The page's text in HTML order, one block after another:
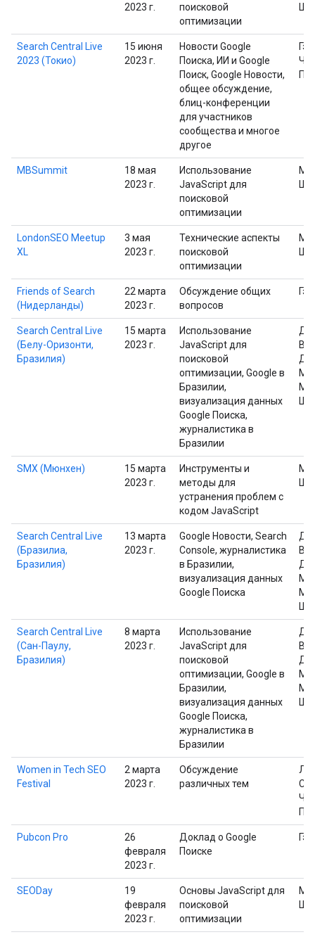
2023 г.
поисковой
оптимизации
Search Central Live
2023 (Токио)
15 июня
2023 г.
Новости Google
Поиска, ИИ и Google
Поиск, Google Новости,
общее обсуждение,
блиц-конференции
для участников
сообщества и многое
другое
MBSummit
18 мая
2023 г.
Использование
JavaScript для
поисковой
оптимизации
LondonSEO Meetup
XL
3 мая
2023 г.
Технические аспекты
поисковой
оптимизации
Friends of Search
(Нидерланды)
22 марта
2023 г.
Обсуждение общих
вопросов
Search Central Live
(Белу-Оризонти,
Бразилия)
15 марта
2023 г.
Использование
JavaScript для
поисковой
оптимизации, Google в
Бразилии,
визуализация данных
Google Поиска,
журналистика в
Бразилии
SMX (Мюнхен)
15 марта
2023 г.
Инструменты и
методы для
устранения проблем с
кодом JavaScript
Search Central Live
(Бразилиа,
Бразилия)
13 марта
2023 г.
Google Новости, Search
Console, журналистика
в Бразилии,
визуализация данных
Google Поиска
Search Central Live
(Сан-Паулу,
Бразилия)
8 марта
2023 г.
Использование
JavaScript для
поисковой
оптимизации, Google в
Бразилии,
визуализация данных
Google Поиска,
журналистика в
Бразилии
Women in Tech SEO
Festival
2 марта
2023 г.
Обсуждение
различных тем
Pubcon Pro
26
февраля
2023 г.
Доклад о Google
Поиске
SEODay
19
февраля
2023 г.
Основы JavaScript для
поисковой
оптимизации